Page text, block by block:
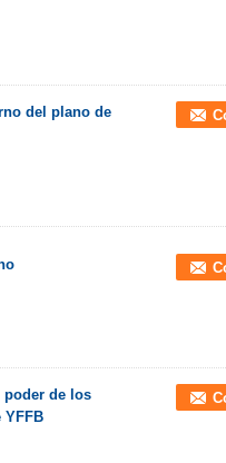
del plano de
poder de los
YFFB